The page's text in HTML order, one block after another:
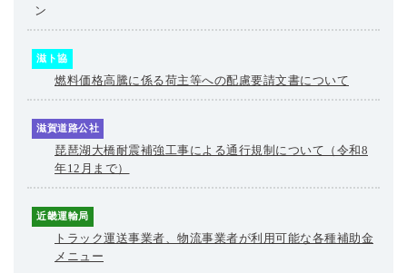
滋ト協
燃料価格高騰に係る荷主等への配慮要請文書について
滋賀道路公社
琵琶湖大橋耐震補強工事による通行規制について（令和8
年12月まで）
近畿運輸局
トラック運送事業者、物流事業者が利用可能な各種補助金
メニュー